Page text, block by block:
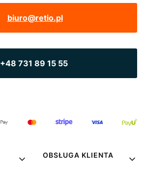
biuro@retio.pl
+48 731 89 15 55
OBSŁUGA KLIENTA